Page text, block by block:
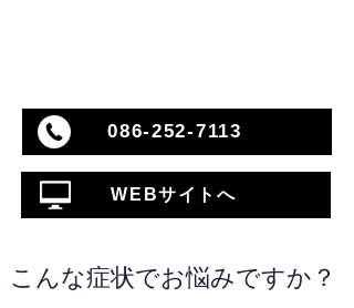
086-252-7113
WEBサイトへ
こんな症状でお悩みですか？